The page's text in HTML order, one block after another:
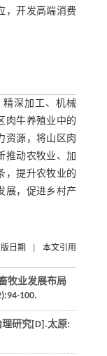
，开发高端消费
深加工、机械
肉牛养殖业中的
资源，将山区肉
推动农牧业、加
，提升农牧业的
展，促进乡村产
日期 本文引用
牧业发展布局
100.
研究[D].太原: